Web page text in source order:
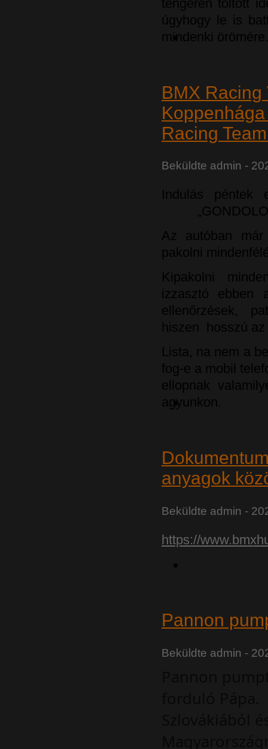
tengeren töltött
úgyhogy le is
mindenki
BMX
Racing
Beküldte admin -
Indulás péntek
Az autóban
pakolni
Kipakolni
izzasztó ebben
ellenőrzések,
hiszen hosszú
Lista, na nem a
fog-e a mobil
ellopnak
agyunkon.
anyagok
Beküldte admin -
https://
Pannon
Beküldte admin -